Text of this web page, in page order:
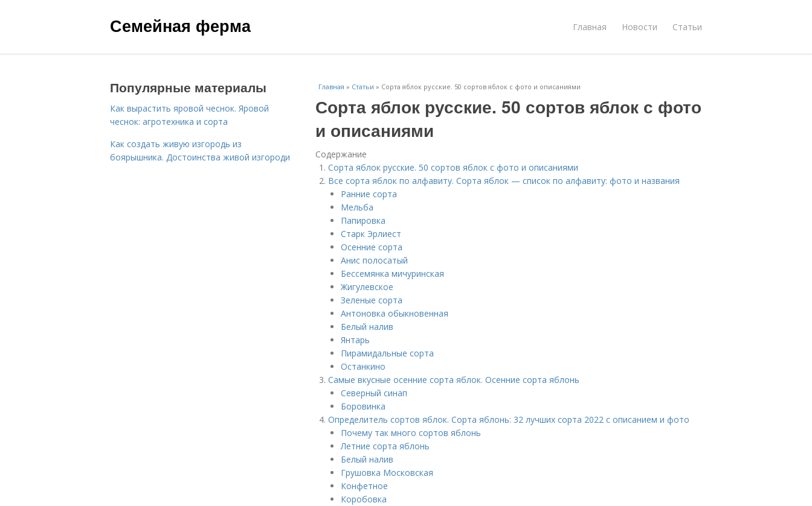
Семейная ферма Главная Новости Статьи
Главная » Статьи » Сорта яблок русские. 50 сортов яблок с фото и описаниями
Сорта яблок русские. 50 сортов яблок с фото
и описаниями
Содержание
Сорта яблок русские. 50 сортов яблок с фото и описаниями
Все сорта яблок по алфавиту. Сорта яблок — список по алфавиту: фото и названия
Ранние сорта
Мельба
Папировка
Старк Эрлиест
Осенние сорта
Анис полосатый
Бессемянка мичуринская
Жигулевское
Зеленые сорта
Антоновка обыкновенная
Белый налив
Янтарь
Пирамидальные сорта
Останкино
Самые вкусные осенние сорта яблок. Осенние сорта яблонь
Северный синап
Боровинка
Определитель сортов яблок. Сорта яблонь: 32 лучших сорта 2022 с описанием и фото
Почему так много сортов яблонь
Летние сорта яблонь
Белый налив
Грушовка Московская
Конфетное
Коробовка
Популярные материалы
Как вырастить яровой чеснок. Яровой
чеснок: агротехника и сорта
Как создать живую изгородь из
боярышника. Достоинства живой изгороди